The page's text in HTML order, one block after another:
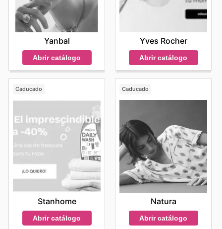
Yanbal
Abrir catálogo
Yves Rocher
Abrir catálogo
Caducado
Stanhome
Abrir catálogo
Caducado
Natura
Abrir catálogo